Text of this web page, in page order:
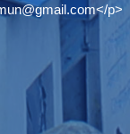
</p>